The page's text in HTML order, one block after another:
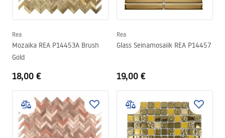
Rea
Mozaika REA P14453A Brush
Gold
18,00 €
Rea
Glass Seinamosaiik REA P14457
19,00 €